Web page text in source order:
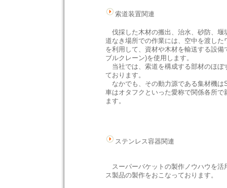
索道装置関連
伐採した木材の搬出、治水、砂防、堰
道なき場所での作業には、空中を渡した
を利用して、資材や木材を輸送する設備
ブルクレーン)を使用します。
当社では、索道を構成する部材のほぼ
ております。
なかでも、その動力源である集材機は
車はオタフクといった愛称で関係各所で
ます。
ステンレス容器関連
スーパーバケットの製作ノウハウを活
ス製品の製作をおこなっております。